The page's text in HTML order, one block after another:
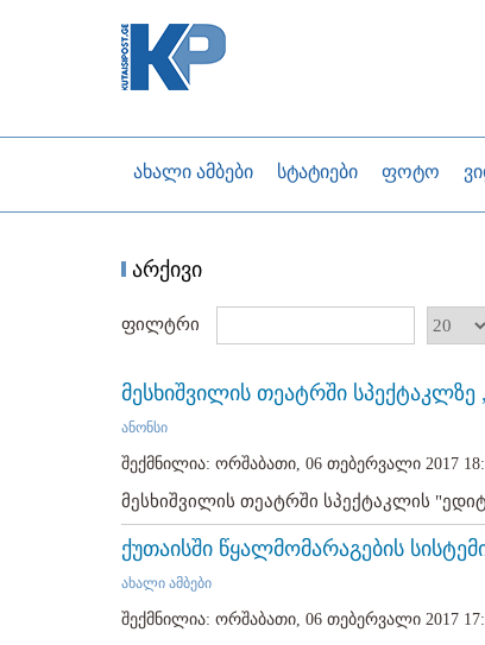
ახალი ამბები სტატიები ფოტო
არქივი
ფილტრი
მესხიშვილის თეატრში
ანონსი
შექმნილია: ორშაბათი, 06 თებერვალი 2017
მესხიშვილის თეატრში სპექტაკლის
ქუთაისში წყალმომარაგების
ახალი ამბები
შექმნილია: ორშაბათი, 06 თებერვალი 2017